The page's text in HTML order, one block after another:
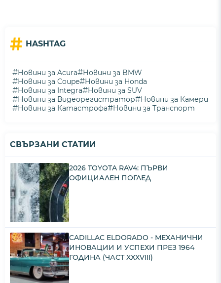
# HASHTAG
#Новини за Acura#Новини за BMW
#Новини за Coupe#Новини за Honda
#Новини за Integra#Новини за SUV
#Новини за Видеорегистратор#Новини за Камери
#Новини за Катастрофа#Новини за Транспорт
СВЪРЗАНИ СТАТИИ
2026 TOYOTA RAV4: ПЪРВИ
ОФИЦИАЛЕН ПОГЛЕД
CADILLAC ELDORADO - МЕХАНИЧНИ
ИНОВАЦИИ И УСПЕХИ ПРЕЗ 1964
ГОДИНА (ЧАСТ XXXVIII)